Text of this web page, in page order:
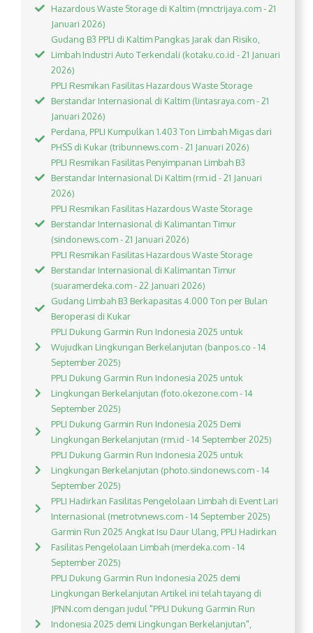
Hazardous Waste Storage di Kaltim (mnctrijaya.com - 21
Januari 2026)
Gudang B3 PPLI di Kaltim Pangkas Jarak dan Risiko,
Limbah Industri Auto Terkendali (kotaku.co.id - 21 Januari
2026)
PPLI Resmikan Fasilitas Hazardous Waste Storage
Berstandar Internasional di Kaltim (lintasraya.com - 21
Januari 2026)
Perdana, PPLI Kumpulkan 1.403 Ton Limbah Migas dari
PHSS di Kukar (tribunnews.com - 21 Januari 2026)
PPLI Resmikan Fasilitas Penyimpanan Limbah B3
Berstandar Internasional Di Kaltim (rm.id - 21 Januari
2026)
PPLI Resmikan Fasilitas Hazardous Waste Storage
Berstandar Internasional di Kalimantan Timur
(sindonews.com - 21 Januari 2026)
PPLI Resmikan Fasilitas Hazardous Waste Storage
Berstandar Internasional di Kalimantan Timur
(suaramerdeka.com - 22 Januari 2026)
Gudang Limbah B3 Berkapasitas 4.000 Ton per Bulan
Beroperasi di Kukar
PPLI Dukung Garmin Run Indonesia 2025 untuk
Wujudkan Lingkungan Berkelanjutan (banpos.co - 14
September 2025)
PPLI Dukung Garmin Run Indonesia 2025 untuk
Lingkungan Berkelanjutan (foto.okezone.com - 14
September 2025)
PPLI Dukung Garmin Run Indonesia 2025 Demi
Lingkungan Berkelanjutan (rm.id - 14 September 2025)
PPLI Dukung Garmin Run Indonesia 2025 untuk
Lingkungan Berkelanjutan (photo.sindonews.com - 14
September 2025)
PPLI Hadirkan Fasilitas Pengelolaan Limbah di Event Lari
Internasional (metrotvnews.com - 14 September 2025)
Garmin Run 2025 Angkat Isu Daur Ulang, PPLI Hadirkan
Fasilitas Pengelolaan Limbah (merdeka.com - 14
September 2025)
PPLI Dukung Garmin Run Indonesia 2025 demi
Lingkungan Berkelanjutan Artikel ini telah tayang di
JPNN.com dengan judul "PPLI Dukung Garmin Run
Indonesia 2025 demi Lingkungan Berkelanjutan",